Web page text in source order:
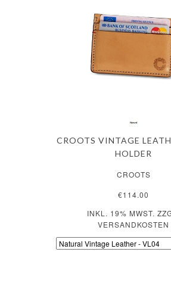
CROOTS VINTAGE
HOLDER
CROOTS
€114.00
INKL. 19% MWST.
VERSANDKOSTEN